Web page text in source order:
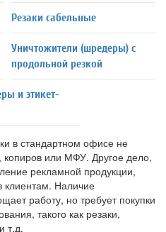
Резаки сабельные
Уничтожители (шредеры) с
продольной резкой
и этикет-
в стандартном офисе не
копиров или МФУ. Другое дело,
рекламной продукции,
клиентам. Наличие
работу, но требует покупки
такого как резаки,
т.д.